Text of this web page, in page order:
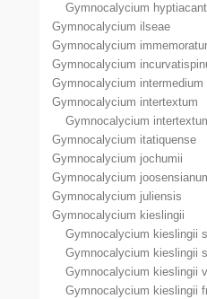
Gymnocalycium
Gymnocalycium ilseae
Gymnocalycium
Gymnocalycium
Gymnocalycium intermedium
Gymnocalycium intertextum
Gymnocalycium
Gymnocalycium itatiquense
Gymnocalycium jochumii
Gymnocalycium
Gymnocalycium juliensis
Gymnocalycium kieslingii
Gymnocalycium kieslingii
Gymnocalycium kieslingii
Gymnocalycium kieslingii
Gymnocalycium kieslingii